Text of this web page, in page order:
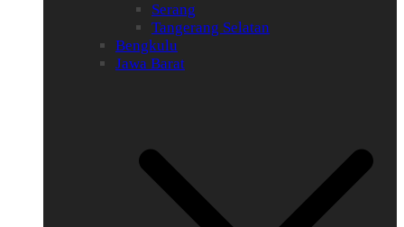
Serang
Tangerang Selatan
Bengkulu
Jawa Barat